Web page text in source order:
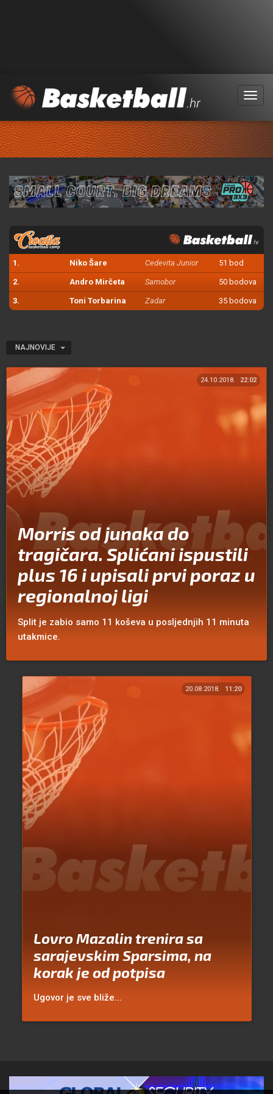
Menu
1. Niko Šare Cedevita Junior 51 bod
2. Andro Mirčeta Samobor 50 bodova
3. Toni Torbarina Zadar 35 bodova
NAJNOVIJE
24.10.2018. 22:02
Morris od junaka do
tragičara. Splićani ispustili
plus 16 i upisali prvi poraz u
regionalnoj ligi
Split je zabio samo 11 koševa u posljednjih 11 minuta
utakmice.
20.08.2018. 11:20
Lovro Mazalin trenira sa
sarajevskim Sparsima, na
korak je od potpisa
Ugovor je sve bliže...